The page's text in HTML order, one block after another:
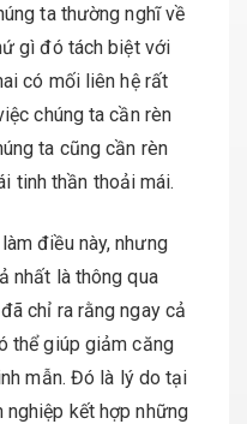
ta thường nghĩ về
gì đó tách biệt với
có mối liên hệ rất
chúng ta cần rèn
ta cũng cần rèn
tinh thần thoải mái.
điều này, nhưng
nhất là thông qua
chỉ ra rằng ngay cả
thể giúp giảm căng
mẫn. Đó là lý do tại
nghiệp kết hợp những